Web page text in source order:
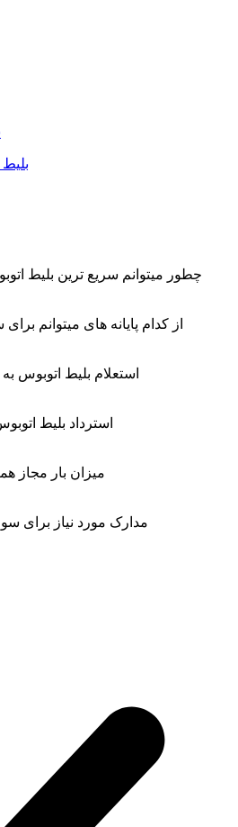
چطور میتوانم سریع ترین بلیط
از کدام پایانه های میتوانم
استعلام بلیط اتوبوس
استرداد بلیط
میزان بار مجاز
مدارک مورد نیاز برای